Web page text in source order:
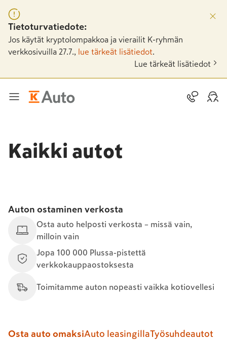
Tietoturvatiedote:
Jos käytät kryptolompakkoa ja vierailit K-ryhmän
verkkosivuilla 27.7.,
lue tärkeät lisätiedot
Lue tärkeät lisätiedot
Kaikki autot
Auton ostaminen verkosta
Osta auto helposti verkosta – missä vain,
milloin vain
Jopa 100 000 Plussa-pistettä
verkkokauppaostoksesta
Toimitamme auton nopeasti vaikka kotiovellesi
Osta auto omaksiAuto leasingillaTyösuhdeautot